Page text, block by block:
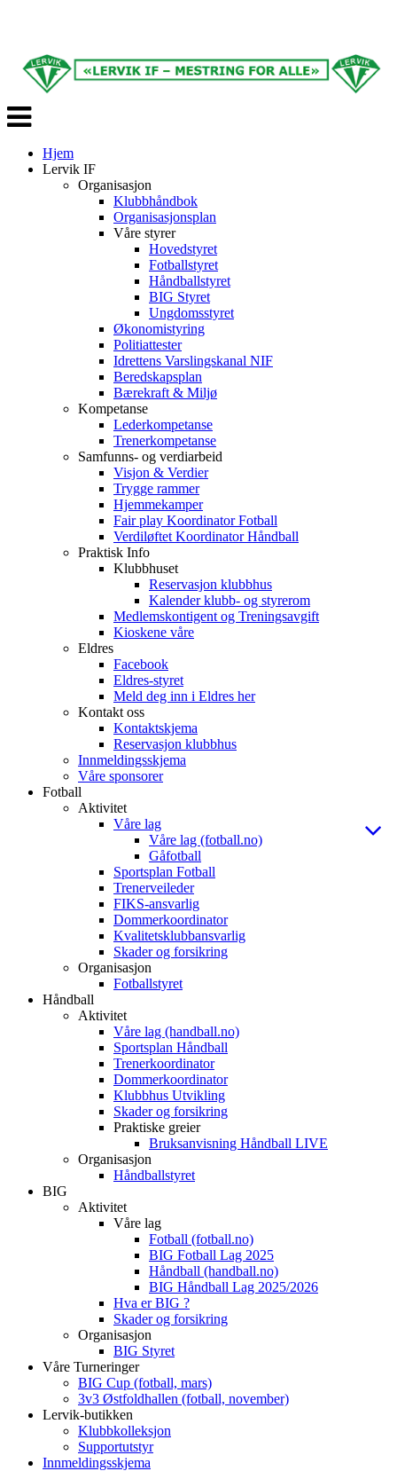
Veksle
navigasjon
Hjem
Lervik IF
Organisasjon
Klubbhåndbok
Organisasjonsplan
Våre styrer
Hovedstyret
Fotballstyret
Håndballstyret
BIG Styret
Ungdomsstyret
Økonomistyring
Politiattester
Idrettens Varslingskanal NIF
Beredskapsplan
Bærekraft & Miljø
Kompetanse
Lederkompetanse
Trenerkompetanse
Samfunns- og verdiarbeid
Visjon & Verdier
Trygge rammer
Hjemmekamper
Fair play Koordinator Fotball
Verdiløftet Koordinator Håndball
Praktisk Info
Klubbhuset
Reservasjon klubbhus
Kalender klubb- og styrerom
Medlemskontigent og Treningsavgift
Kioskene våre
Eldres
Facebook
Eldres-styret
Meld deg inn i Eldres her
Kontakt oss
Kontaktskjema
Reservasjon klubbhus
Innmeldingsskjema
Våre sponsorer
Fotball
Aktivitet
Våre lag
Våre lag (fotball.no)
Gåfotball
Sportsplan Fotball
Trenerveileder
FIKS-ansvarlig
Dommerkoordinator
Kvalitetsklubbansvarlig
Skader og forsikring
Organisasjon
Fotballstyret
Håndball
Aktivitet
Våre lag (handball.no)
Sportsplan Håndball
Trenerkoordinator
Dommerkoordinator
Klubbhus Utvikling
Skader og forsikring
Praktiske greier
Bruksanvisning Håndball LIVE
Organisasjon
Håndballstyret
BIG
Aktivitet
Våre lag
Fotball (fotball.no)
BIG Fotball Lag 2025
Håndball (handball.no)
BIG Håndball Lag 2025/2026
Hva er BIG ?
Skader og forsikring
Organisasjon
BIG Styret
Våre Turneringer
BIG Cup (fotball, mars)
3v3 Østfoldhallen (fotball, november)
Lervik-butikken
Klubbkolleksjon
Supportutstyr
Innmeldingsskjema